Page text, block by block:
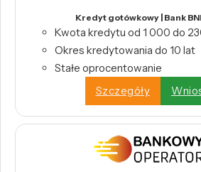
Kredyt gotówkowy | Bank
Kwota kredytu od 1 000 do
Okres kredytowania do 10 lat
Stałe oprocentowanie
Szczegóły